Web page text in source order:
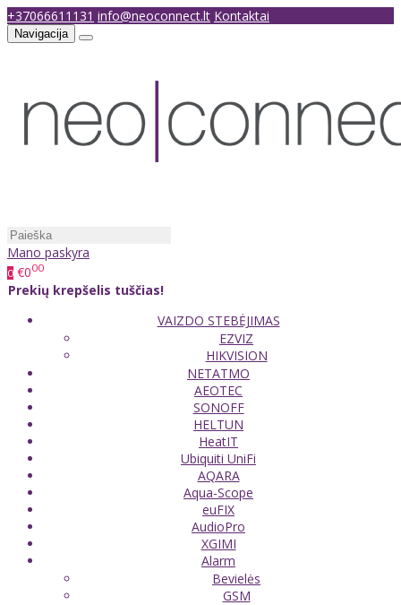
+37066611131 info@neoconnect.lt Kontaktai
Navigacija
Mano paskyra
0 €000
Prekių krepšelis tuščias!
VAIZDO STEBĖJIMAS
EZVIZ
HIKVISION
NETATMO
AEOTEC
SONOFF
HELTUN
HeatIT
Ubiquiti UniFi
AQARA
Aqua-Scope
euFIX
AudioPro
XGIMI
Alarm
Bevielės
GSM